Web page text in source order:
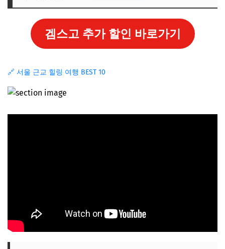
겜스고 추가 할인 바로가기
🔗 서울 근교 힐링 여행 BEST 10